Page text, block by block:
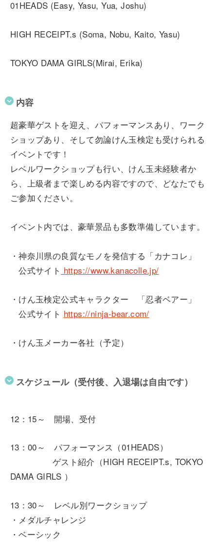
01HEADS (Easy, Yasu, Yua, Joshu)
HIGH RECEIPT.s (Soma, Nobu, Kaito, Yasu)
TOKYO DAMA GIRLS(Mirai, Erika)
内容
超豪華ゲストを迎え、パフォーマンスあり、ワーク
ショップあり、そして勿論けん玉検定も受けられる
イベントです！
レベルワークショップも行い、けん玉未経験者か
ら、上級者まで楽しめる内容ですので、どなたでも
ご参加ください。
イベント内では、豪華景品も多数準備しています。
・神奈川県の良質なモノを発信する「カナコレ」
公式サイト https://www.kanacolle.jp/
・けん玉検定公式キャラクター 「忍者ベアー」
公式サイト https://ninja-bear.com/
・けん玉メーカー各社（予定）
スケジュール（受付後、入退場は自由です）
12：15～ 開場、受付
13：00～ パフォーマンス（01HEADS）
ゲスト紹介（HIGH RECEIPT.s, TOKYO
DAMA GIRLS ）⁡
13：30～ レベル別ワークショップ⁡
・メダルチャレンジ
・ベーシック